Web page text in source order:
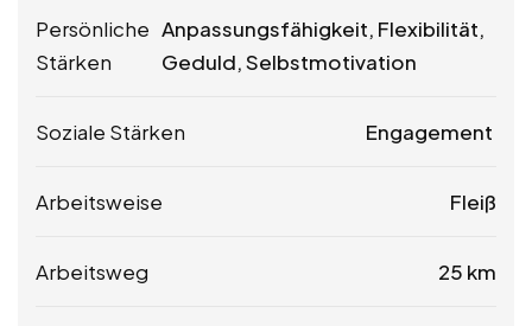
Persönliche
Stärken
Anpassungsfähigkeit, Flexibilität,
Geduld, Selbstmotivation
Soziale Stärken Engagement
Arbeitsweise Fleiß
Arbeitsweg 25 km